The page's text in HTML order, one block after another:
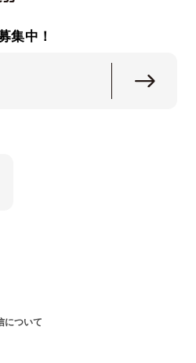
集中！
について